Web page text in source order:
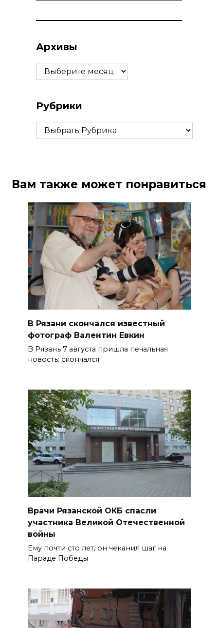
Архивы
Архивы
Рубрики
Рубрики
Вам также может понравиться
В Рязани скончался известный
фотограф Валентин Евкин
В Рязань 7 августа пришла печальная
новость: скончался
Врачи Рязанской ОКБ спасли
участника Великой Отечественной
войны
Ему почти сто лет, он чеканил шаг на
Параде Победы